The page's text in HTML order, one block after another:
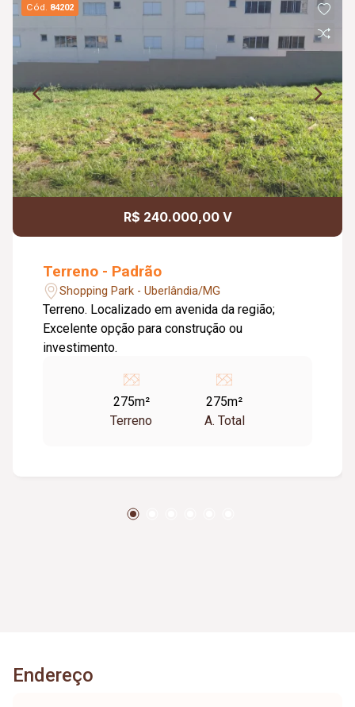
Cód. 84202
R$ 240.000,00 V
Terreno - Padrão
Shopping Park - Uberlândia/MG
Terreno. Localizado em avenida da região;
Excelente opção para construção ou
investimento.
275m²
Terreno
275m²
A. Total
Endereço